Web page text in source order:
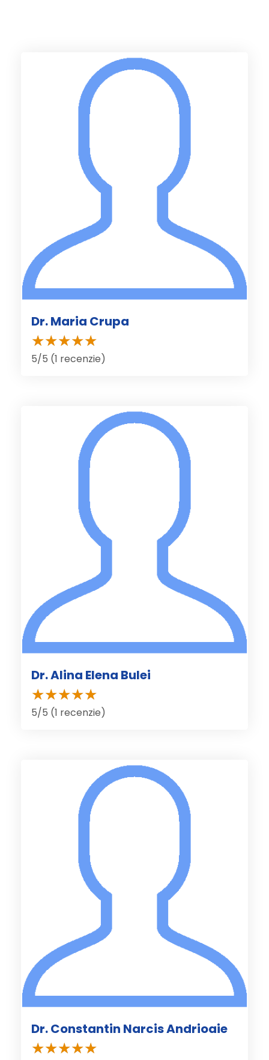
Dr. Maria Crupa
5/5 (1 recenzie)
Dr. Alina Elena Bulei
5/5 (1 recenzie)
Dr. Constantin Narcis Andrioaie